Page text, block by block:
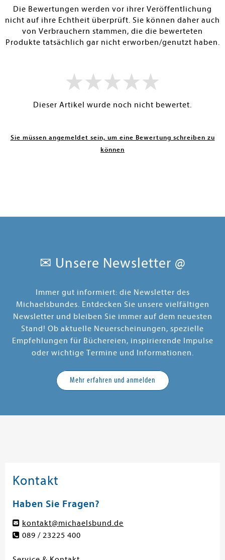
Die Bewertungen werden vor ihrer Veröffentlichung
nicht auf ihre Echtheit überprüft. Sie können daher auch
von Verbrauchern stammen, die die bewerteten
Produkte tatsächlich gar nicht erworben/genutzt haben.
Dieser Artikel wurde noch nicht bewertet.
Sie müssen angemeldet sein, um eine Bewertung schreiben zu
können
✉ Unsere Newsletter @
Immer gut informiert: die Newsletter des
Michaelsbundes. Entdecken Sie unsere vielfältigen
Newsletter und bleiben Sie immer auf dem neuesten
Stand! Ob aktuelle Neuerscheinungen, spezielle
Empfehlungen für Büchereien, inspirierende Impulse
oder wichtige Termine und Informationen.
Mehr erfahren und anmelden
Kontakt
Haben Sie Fragen?
kontakt@michaelsbund.de
089 / 23225 400